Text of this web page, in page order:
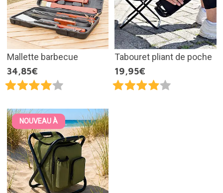
Mallette barbecue
34,85€
Tabouret pliant de poche
19,95€
NOUVEAU À